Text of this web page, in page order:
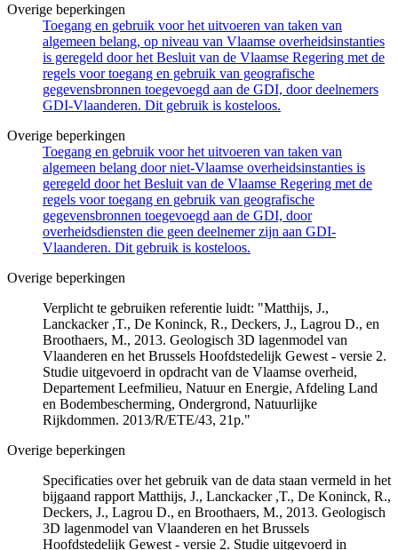
Overige beperkingen
Toegang en gebruik voor het uitvoeren van taken van
algemeen belang, op niveau van Vlaamse overheidsinstanties
is geregeld door het Besluit van de Vlaamse Regering met de
regels voor toegang en gebruik van geografische
gegevensbronnen toegevoegd aan de GDI, door deelnemers
GDI-Vlaanderen. Dit gebruik is kosteloos.
Overige beperkingen
Toegang en gebruik voor het uitvoeren van taken van
algemeen belang door niet-Vlaamse overheidsinstanties is
geregeld door het Besluit van de Vlaamse Regering met de
regels voor toegang en gebruik van geografische
gegevensbronnen toegevoegd aan de GDI, door
overheidsdiensten die geen deelnemer zijn aan GDI-
Vlaanderen. Dit gebruik is kosteloos.
Overige beperkingen
Verplicht te gebruiken referentie luidt: "Matthijs, J.,
Lanckacker ,T., De Koninck, R., Deckers, J., Lagrou D., en
Broothaers, M., 2013. Geologisch 3D lagenmodel van
Vlaanderen en het Brussels Hoofdstedelijk Gewest - versie 2.
Studie uitgevoerd in opdracht van de Vlaamse overheid,
Departement Leefmilieu, Natuur en Energie, Afdeling Land
en Bodembescherming, Ondergrond, Natuurlijke
Rijkdommen. 2013/R/ETE/43, 21p."
Overige beperkingen
Specificaties over het gebruik van de data staan vermeld in het
bijgaand rapport Matthijs, J., Lanckacker ,T., De Koninck, R.,
Deckers, J., Lagrou D., en Broothaers, M., 2013. Geologisch
3D lagenmodel van Vlaanderen en het Brussels
Hoofdstedelijk Gewest - versie 2. Studie uitgevoerd in